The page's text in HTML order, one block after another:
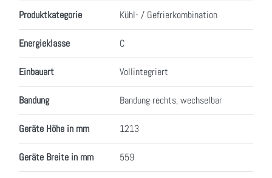
Produktkategorie Kühl- / Gefrierkombination
Energieklasse C
Einbauart Vollintegriert
Bandung Bandung rechts, wechselbar
Geräte Höhe in mm 1213
Geräte Breite in mm 559